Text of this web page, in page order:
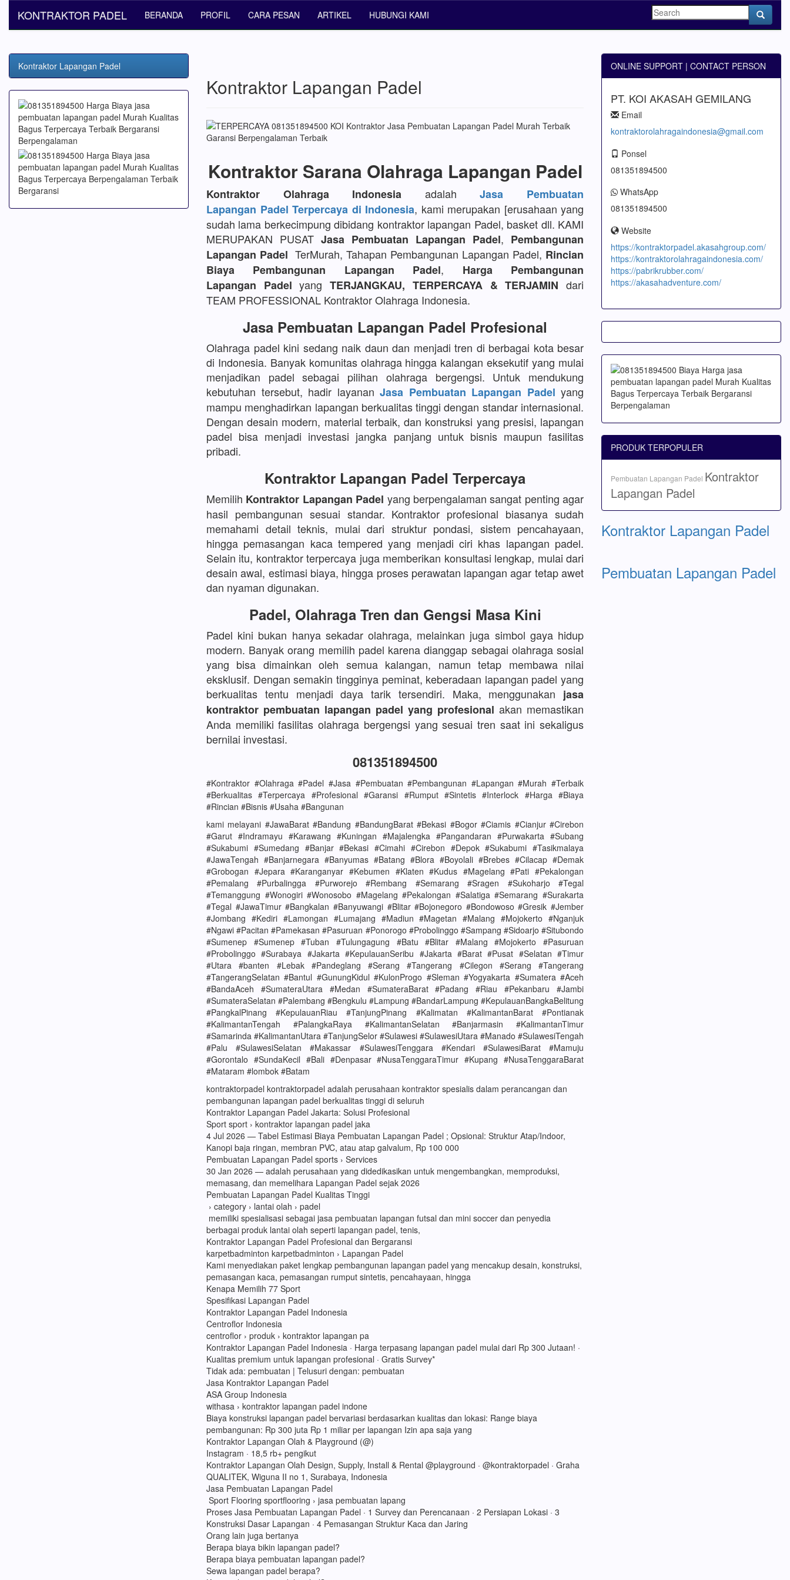
KONTRAKTOR PADEL BERANDA PROFIL CARA PESAN ARTIKEL HUBUNGI KAMI
Kontraktor Lapangan Padel
Kontraktor Sarana Olahraga Lapangan Padel
Kontraktor Olahraga Indonesia adalahJasa Pembuatan
Lapangan Padel Terpercaya di Indonesia, kami merupakan [erusahaan yang
sudah lama berkecimpung dibidang kontraktor lapangan Padel, basket dll. KAMI
MERUPAKAN PUSAT Jasa Pembuatan Lapangan Padel, Pembangunan
Lapangan Padel TerMurah, Tahapan Pembangunan Lapangan Padel, Rincian
Biaya Pembangunan Lapangan Padel, Harga Pembangunan
Lapangan Padel yangTERJANGKAU, TERPERCAYA & TERJAMIN dari
TEAM PROFESSIONAL Kontraktor Olahraga Indonesia.
Jasa Pembuatan Lapangan Padel Profesional
Olahraga padel kini sedang naik daun dan menjadi tren di berbagai kota besar
di Indonesia. Banyak komunitas olahraga hingga kalangan eksekutif yang mulai
menjadikan padel sebagai pilihan olahraga bergengsi. Untuk mendukung
kebutuhan tersebut, hadir layanan Jasa Pembuatan Lapangan Padel yang
mampu menghadirkan lapangan berkualitas tinggi dengan standar internasional.
Dengan desain modern, material terbaik, dan konstruksi yang presisi, lapangan
padel bisa menjadi investasi jangka panjang untuk bisnis maupun fasilitas
pribadi.
Kontraktor Lapangan Padel Terpercaya
Memilih Kontraktor Lapangan Padel yang berpengalaman sangat penting agar
hasil pembangunan sesuai standar. Kontraktor profesional biasanya sudah
memahami detail teknis, mulai dari struktur pondasi, sistem pencahayaan,
hingga pemasangan kaca tempered yang menjadi ciri khas lapangan padel.
Selain itu, kontraktor terpercaya juga memberikan konsultasi lengkap, mulai dari
desain awal, estimasi biaya, hingga proses perawatan lapangan agar tetap awet
dan nyaman digunakan.
Padel, Olahraga Tren dan Gengsi Masa Kini
Padel kini bukan hanya sekadar olahraga, melainkan juga simbol gaya hidup
modern. Banyak orang memilih padel karena dianggap sebagai olahraga sosial
yang bisa dimainkan oleh semua kalangan, namun tetap membawa nilai
eksklusif. Dengan semakin tingginya peminat, keberadaan lapangan padel yang
berkualitas tentu menjadi daya tarik tersendiri. Maka, menggunakan jasa
kontraktor pembuatan lapangan padel yang profesional akan memastikan
Anda memiliki fasilitas olahraga bergengsi yang sesuai tren saat ini sekaligus
bernilai investasi.
081351894500
#Kontraktor #Olahraga #Padel #Jasa #Pembuatan #Pembangunan #Lapangan #Murah #Terbaik
#Berkualitas #Terpercaya #Profesional #Garansi #Rumput #Sintetis #Interlock #Harga #Biaya
#Rincian #Bisnis #Usaha #Bangunan
kami melayani #JawaBarat #Bandung #BandungBarat #Bekasi #Bogor #Ciamis #Cianjur #Cirebon
#Garut #Indramayu #Karawang #Kuningan #Majalengka #Pangandaran #Purwakarta #Subang
#Sukabumi #Sumedang #Banjar #Bekasi #Cimahi #Cirebon #Depok #Sukabumi #Tasikmalaya
#JawaTengah #Banjarnegara #Banyumas #Batang #Blora #Boyolali #Brebes #Cilacap #Demak
#Grobogan #Jepara #Karanganyar #Kebumen #Klaten #Kudus #Magelang #Pati #Pekalongan
#Pemalang #Purbalingga #Purworejo #Rembang #Semarang #Sragen #Sukoharjo #Tegal
#Temanggung #Wonogiri #Wonosobo #Magelang #Pekalongan #Salatiga #Semarang #Surakarta
#Tegal #JawaTimur #Bangkalan #Banyuwangi #Blitar #Bojonegoro #Bondowoso #Gresik #Jember
#Jombang #Kediri #Lamongan #Lumajang #Madiun #Magetan #Malang #Mojokerto #Nganjuk
#Ngawi #Pacitan #Pamekasan #Pasuruan #Ponorogo #Probolinggo #Sampang #Sidoarjo #Situbondo
#Sumenep #Sumenep #Tuban #Tulungagung #Batu #Blitar #Malang #Mojokerto #Pasuruan
#Probolinggo #Surabaya #Jakarta #KepulauanSeribu #Jakarta #Barat #Pusat #Selatan #Timur
#Utara #banten #Lebak #Pandeglang #Serang #Tangerang #Cilegon #Serang #Tangerang
#TangerangSelatan #Bantul #GunungKidul #KulonProgo #Sleman #Yogyakarta #Sumatera #Aceh
#BandaAceh #SumateraUtara #Medan #SumateraBarat #Padang #Riau #Pekanbaru #Jambi
#SumateraSelatan #Palembang #Bengkulu #Lampung #BandarLampung #KepulauanBangkaBelitung
#PangkalPinang #KepulauanRiau #TanjungPinang #Kalimatan #KalimantanBarat #Pontianak
#KalimantanTengah #PalangkaRaya #KalimantanSelatan #Banjarmasin #KalimantanTimur
#Samarinda #KalimantanUtara #TanjungSelor #Sulawesi #SulawesiUtara #Manado #SulawesiTengah
#Palu #SulawesiSelatan #Makassar #SulawesiTenggara #Kendari #SulawesiBarat #Mamuju
#Gorontalo #SundaKecil #Bali #Denpasar #NusaTenggaraTimur #Kupang #NusaTenggaraBarat
#Mataram #lombok #Batam
kontraktorpadel kontraktorpadel adalah perusahaan kontraktor spesialis dalam perancangan dan
pembangunan lapangan padel berkualitas tinggi di seluruh
Kontraktor Lapangan Padel Jakarta: Solusi Profesional
Sport sport › kontraktor lapangan padel jaka
4 Jul 2026 — Tabel Estimasi Biaya Pembuatan Lapangan Padel ; Opsional: Struktur Atap/Indoor,
Kanopi baja ringan, membran PVC, atau atap galvalum, Rp 100 000
Pembuatan Lapangan Padel sports › Services
30 Jan 2026 — adalah perusahaan yang didedikasikan untuk mengembangkan, memproduksi,
memasang, dan memelihara Lapangan Padel sejak 2026
Pembuatan Lapangan Padel Kualitas Tinggi
› category › lantai olah › padel
memiliki spesialisasi sebagai jasa pembuatan lapangan futsal dan mini soccer dan penyedia
berbagai produk lantai olah seperti lapangan padel, tenis,
Kontraktor Lapangan Padel Profesional dan Bergaransi
karpetbadminton karpetbadminton › Lapangan Padel
Kami menyediakan paket lengkap pembangunan lapangan padel yang mencakup desain, konstruksi,
pemasangan kaca, pemasangan rumput sintetis, pencahayaan, hingga
Kenapa Memilih 77 Sport
Spesifikasi Lapangan Padel
Kontraktor Lapangan Padel Indonesia
Centroflor Indonesia
centroflor › produk › kontraktor lapangan pa
Kontraktor Lapangan Padel Indonesia · Harga terpasang lapangan padel mulai dari Rp 300 Jutaan! ·
Kualitas premium untuk lapangan profesional · Gratis Survey*
Tidak ada: pembuatan ‎| Telusuri dengan: pembuatan
Jasa Kontraktor Lapangan Padel
ASA Group Indonesia
withasa › kontraktor lapangan padel indone
Biaya konstruksi lapangan padel bervariasi berdasarkan kualitas dan lokasi: Range biaya
pembangunan: Rp 300 juta Rp 1 miliar per lapangan Izin apa saja yang
Kontraktor Lapangan Olah & Playground (@)
Instagram · 18,5 rb+ pengikut
Kontraktor Lapangan Olah Design, Supply, Install & Rental @playground · @kontraktorpadel · Graha
QUALITEK, Wiguna II no 1, Surabaya, Indonesia
Jasa Pembuatan Lapangan Padel
Sport Flooring sportflooring › jasa pembuatan lapang
Proses Jasa Pembuatan Lapangan Padel · 1 Survey dan Perencanaan · 2 Persiapan Lokasi · 3
Konstruksi Dasar Lapangan · 4 Pemasangan Struktur Kaca dan Jaring
Orang lain juga bertanya
Berapa biaya bikin lapangan padel?
Berapa biaya pembuatan lapangan padel?
Sewa lapangan padel berapa?
Kontraktor Lapangan Padel ONLINE SUPPORT | CONTACT PERSON
PT. KOI AKASAH GEMILANG
Email
kontraktorolahragaindonesia@gmail.com
Ponsel
081351894500
WhatsApp
081351894500
Website
https://kontraktorpadel.akasahgroup.com/
https://kontraktorolahragaindonesia.com/
https://pabrikrubber.com/
https://akasahadventure.com/
PRODUK TERPOPULER
Pembuatan Lapangan Padel Kontraktor
Lapangan Padel
Kontraktor Lapangan Padel
Pembuatan Lapangan Padel